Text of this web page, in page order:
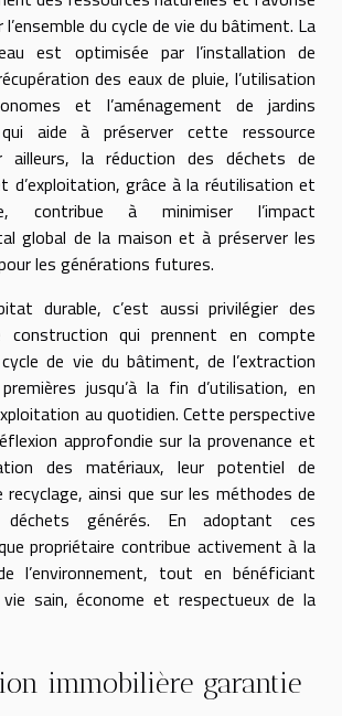
du cycle de vie du bâtiment. La
est optimisée par l’installation de
des eaux de pluie, l’utilisation
et l’aménagement de jardins
aide à préserver cette ressource
ailleurs, la réduction des déchets de
d’exploitation, grâce à la réutilisation et
contribue à minimiser l’impact
global de la maison et à préserver les
les générations futures.
durable, c’est aussi privilégier des
construction qui prennent en compte
cycle de vie du bâtiment, de l’extraction
jusqu’à la fin d’utilisation, en
au quotidien. Cette perspective
approfondie sur la provenance et
des matériaux, leur potentiel de
recyclage, ainsi que sur les méthodes de
générés. En adoptant ces
propriétaire contribue activement à la
l’environnement, tout en bénéficiant
vie sain, économe et respectueux de la
immobilière garantie